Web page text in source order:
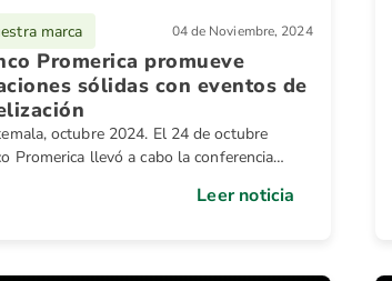
marca 04 de Noviembre, 2024
Promerica promueve
sólidas con eventos de
octubre 2024. El 24 de octubre
Promerica llevó a cabo la conferencia
Leer noticia